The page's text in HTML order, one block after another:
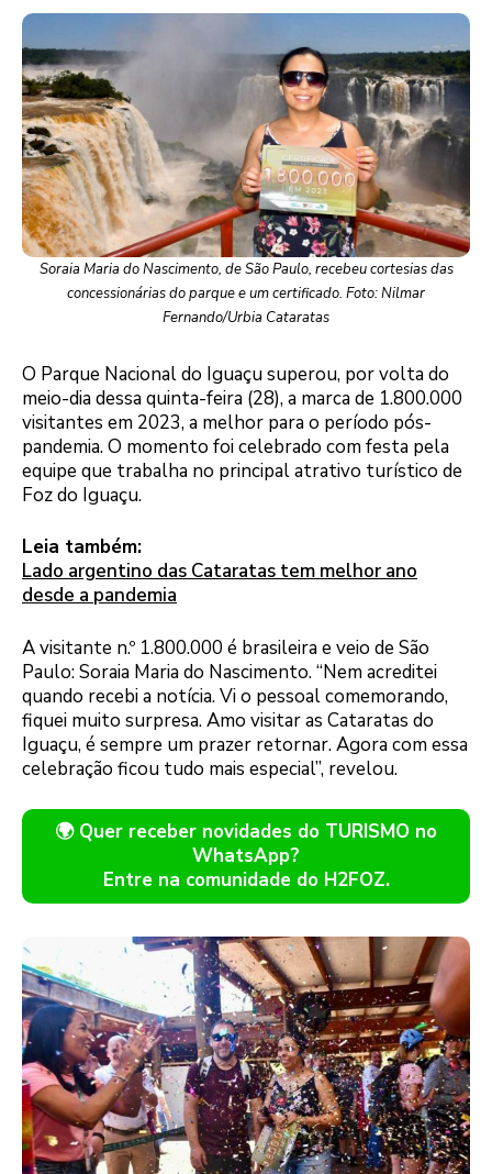
Soraia Maria do Nascimento, de São Paulo, recebeu cortesias das
concessionárias do parque e um certificado. Foto: Nilmar
Fernando/Urbia Cataratas
O Parque Nacional do Iguaçu superou, por volta do
meio-dia dessa quinta-feira (28), a marca de 1.800.000
visitantes em 2023, a melhor para o período pós-
pandemia. O momento foi celebrado com festa pela
equipe que trabalha no principal atrativo turístico de
Foz do Iguaçu.
Leia também:
Lado argentino das Cataratas tem melhor ano
desde a pandemia
A visitante n.º 1.800.000 é brasileira e veio de São
Paulo: Soraia Maria do Nascimento. “Nem acreditei
quando recebi a notícia. Vi o pessoal comemorando,
fiquei muito surpresa. Amo visitar as Cataratas do
Iguaçu, é sempre um prazer retornar. Agora com essa
celebração ficou tudo mais especial”, revelou.
🌍 Quer receber novidades do TURISMO no
WhatsApp?
Entre na comunidade do H2FOZ.